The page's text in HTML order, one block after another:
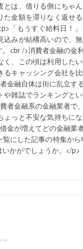
は、借りる側にちゃ
た金額を滞りなく返せ
「もうすぐ給料日！
込みが結構高いので、
<br />消費者金融の金
く、この頃は利用した
るキャッシング会社を
金融自体は街に乱立す
雑誌でランキングと
者金融系の金融業者で
っと不安な気持ちに
金が増えてどの金融業
にした記事の特集か
かがでしょうか。</p>